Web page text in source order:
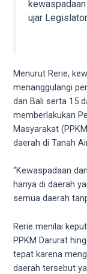
processed
working
days.
You
can
also
use
embed
code
porn
videos
ujar
Menurut Rerie,
menanggulangi
dan Bali serta 15
memberlakukan
Masyarakat
daerah di Tanah
“Kewaspadaan
hanya di daerah
semua daerah
Rerie menilai
PPKM Darurat
tepat karena
daerah tersebut